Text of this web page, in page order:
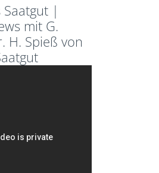
|
mit G.
H. Spieß von